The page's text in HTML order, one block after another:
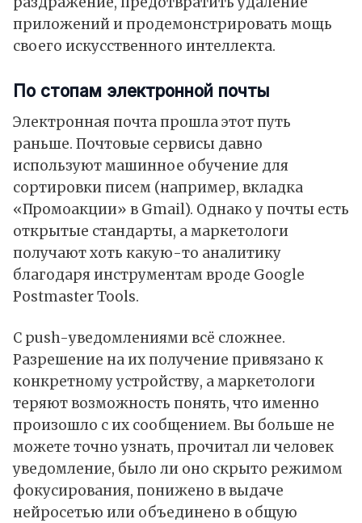
приложений и продемонстрировать мощь
своего искусственного интеллекта.
По стопам электронной почты
Электронная почта прошла этот путь
раньше. Почтовые сервисы давно
используют машинное обучение для
сортировки писем (например, вкладка
«Промоакции» в Gmail). Однако у почты есть
открытые стандарты, а маркетологи
получают хоть какую-то аналитику
благодаря инструментам вроде Google
Postmaster Tools.
С push-уведомлениями всё сложнее.
Разрешение на их получение привязано к
конкретному устройству, а маркетологи
теряют возможность понять, что именно
произошло с их сообщением. Вы больше не
можете точно узнать, прочитал ли человек
уведомление, было ли оно скрыто режимом
фокусирования, понижено в выдаче
нейросетью или объединено в общую